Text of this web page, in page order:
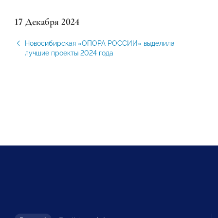
17 Декабря 2024
Новосибирская «ОПОРА РОССИИ» выделила
лучшие проекты 2024 года